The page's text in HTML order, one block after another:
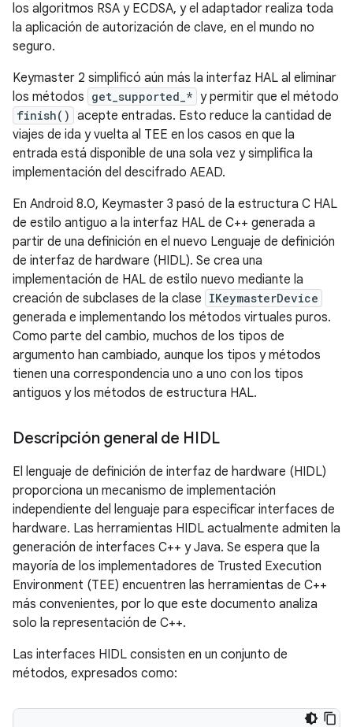
los algoritmos RSA y ECDSA, y el adaptador realiza toda
la aplicación de autorización de clave, en el mundo no
seguro.
Keymaster 2 simplificó aún más la interfaz HAL al eliminar
los métodos get_supported_* y permitir que el método
finish() acepte entradas. Esto reduce la cantidad de
viajes de ida y vuelta al TEE en los casos en que la
entrada está disponible de una sola vez y simplifica la
implementación del descifrado AEAD.
En Android 8.0, Keymaster 3 pasó de la estructura C HAL
de estilo antiguo a la interfaz HAL de C++ generada a
partir de una definición en el nuevo Lenguaje de definición
de interfaz de hardware (HIDL). Se crea una
implementación de HAL de estilo nuevo mediante la
creación de subclases de la clase IKeymasterDevice
generada e implementando los métodos virtuales puros.
Como parte del cambio, muchos de los tipos de
argumento han cambiado, aunque los tipos y métodos
tienen una correspondencia uno a uno con los tipos
antiguos y los métodos de estructura HAL.
Descripción general de HIDL
El lenguaje de definición de interfaz de hardware (HIDL)
proporciona un mecanismo de implementación
independiente del lenguaje para especificar interfaces de
hardware. Las herramientas HIDL actualmente admiten la
generación de interfaces C++ y Java. Se espera que la
mayoría de los implementadores de Trusted Execution
Environment (TEE) encuentren las herramientas de C++
más convenientes, por lo que este documento analiza
solo la representación de C++.
Las interfaces HIDL consisten en un conjunto de
métodos, expresados ​​como: